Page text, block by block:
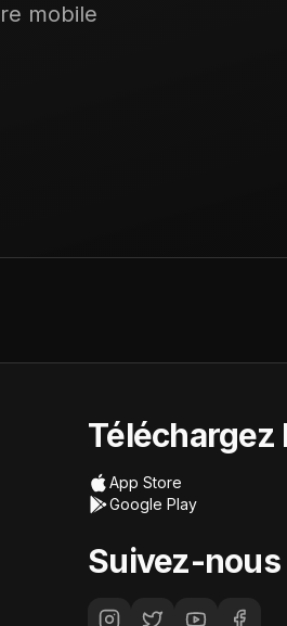
mobile
Téléchargez
App Store
Google Play
Suivez-nous